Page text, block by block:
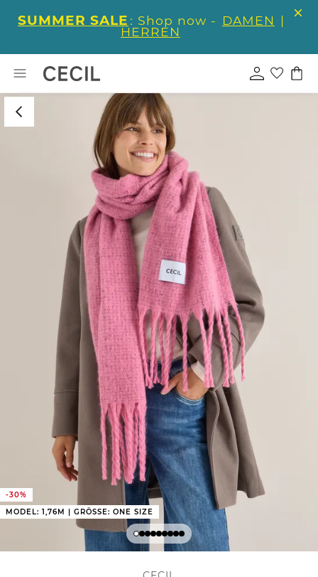
SUMMER SALE : Shop now - DAMEN |
HERREN
-30%
MODEL: 1,76M | GRÖSSE: ONE SIZE